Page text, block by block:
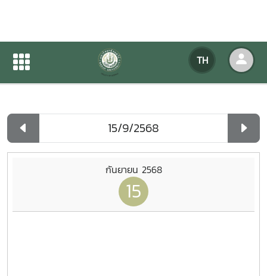
TH
ปฏิทินกิจกรรมของหน่วยงาน
ปฏิทินกิจกรรมของหน่วยงาน
กันยายน 2568
15